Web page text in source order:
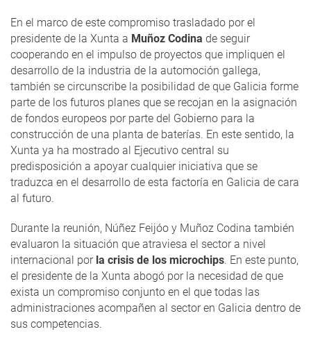
En el marco de este compromiso trasladado por el
presidente de la Xunta a Muñoz Codina de seguir
cooperando en el impulso de proyectos que impliquen el
desarrollo de la industria de la automoción gallega,
también se circunscribe la posibilidad de que Galicia forme
parte de los futuros planes que se recojan en la asignación
de fondos europeos por parte del Gobierno para la
construcción de una planta de baterías. En este sentido, la
Xunta ya ha mostrado al Ejecutivo central su
predisposición a apoyar cualquier iniciativa que se
traduzca en el desarrollo de esta factoría en Galicia de cara
al futuro.
Durante la reunión, Núñez Feijóo y Muñoz Codina también
evaluaron la situación que atraviesa el sector a nivel
internacional por la crisis de los microchips. En este punto,
el presidente de la Xunta abogó por la necesidad de que
exista un compromiso conjunto en el que todas las
administraciones acompañen al sector en Galicia dentro de
sus competencias.